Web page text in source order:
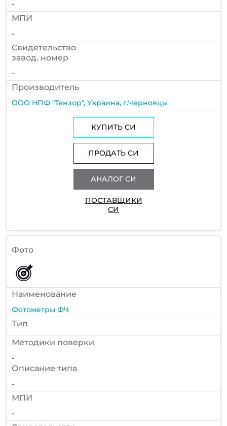
-
МПИ
-
Cвидетельство
завод. номер
-
Производитель
ООО НПФ "Тензор", Украина, г.Черновцы
КУПИТЬ СИ
ПРОДАТЬ СИ
АНАЛОГ СИ
ПОСТАВЩИКИ
СИ
Фото
Наименование
Фотометры ФЧ
Тип
Методики поверки
-
Описание типа
-
МПИ
-